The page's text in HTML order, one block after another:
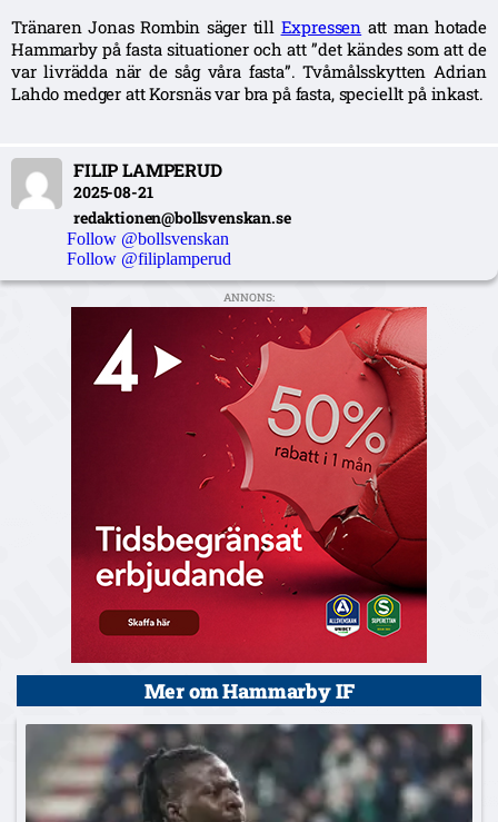
Tränaren Jonas Rombin säger till Expressen att man hotade
Hammarby på fasta situationer och att ”det kändes som att de
var livrädda när de såg våra fasta”. Tvåmålsskytten Adrian
Lahdo medger att Korsnäs var bra på fasta, speciellt på inkast.
FILIP LAMPERUD
2025-08-21
redaktionen@bollsvenskan.se
Follow @bollsvenskan
Follow @filiplamperud
ANNONS:
Mer om Hammarby IF